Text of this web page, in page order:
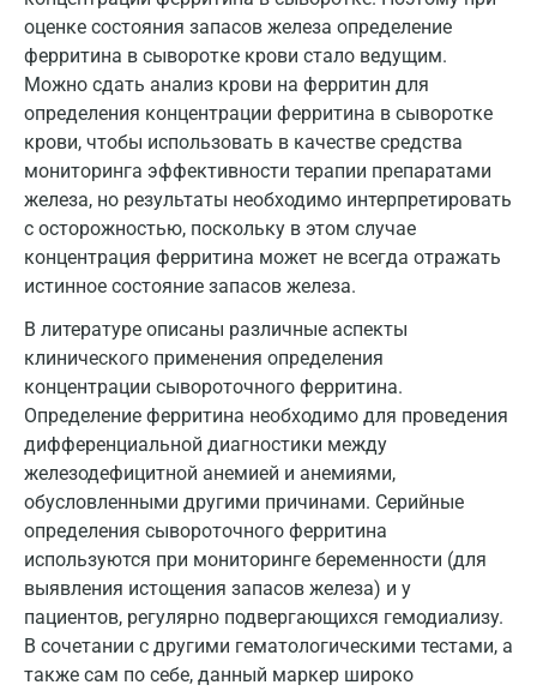
оценке состояния запасов железа определение
ферритина в сыворотке крови стало ведущим.
Можно сдать анализ крови на ферритин для
определения концентрации ферритина в сыворотке
крови, чтобы использовать в качестве средства
мониторинга эффективности терапии препаратами
железа, но результаты необходимо интерпретировать
с осторожностью, поскольку в этом случае
концентрация ферритина может не всегда отражать
истинное состояние запасов железа.
В литературе описаны различные аспекты
клинического применения определения
концентрации сывороточного ферритина.
Определение ферритина необходимо для проведения
дифференциальной диагностики между
железодефицитной анемией и анемиями,
обусловленными другими причинами. Серийные
определения сывороточного ферритина
используются при мониторинге беременности (для
выявления истощения запасов железа) и у
пациентов, регулярно подвергающихся гемодиализу.
В сочетании с другими гематологическими тестами, а
также сам по себе, данный маркер широко
Истра
Йошкар-Ола
Калининград
Калуга
Кемерово
Ковров
Коломна
Королев
Кострома
Котельники
Красногорск
Краснодар
Красноярск
Курск
Лабинск